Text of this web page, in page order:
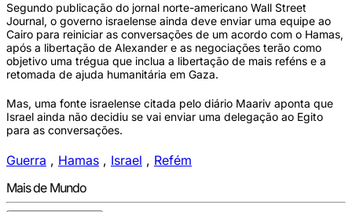
Segundo publicação do jornal norte-americano Wall Street
Journal, o governo israelense ainda deve enviar uma equipe ao
Cairo para reiniciar as conversações de um acordo com o Hamas,
após a libertação de Alexander e as negociações terão como
objetivo uma trégua que inclua a libertação de mais reféns e a
retomada de ajuda humanitária em Gaza.
Mas, uma fonte israelense citada pelo diário Maariv aponta que
Israel ainda não decidiu se vai enviar uma delegação ao Egito
para as conversações.
Guerra , Hamas , Israel , Refém
Mais de Mundo